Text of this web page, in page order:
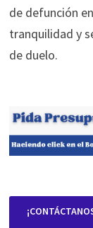
de defunción
tranquilidad y
de duelo.